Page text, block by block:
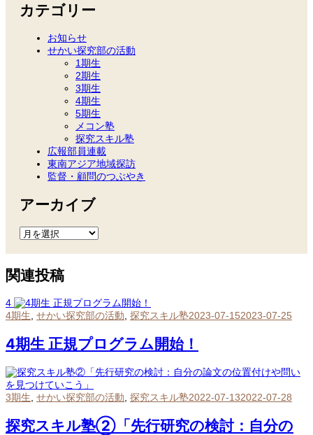
カテゴリー
お知らせ
せかい探究部の活動
1期生
2期生
3期生
4期生
5期生
メコン塾
探究スキル塾
広報部員連載
東南アジア地域探訪
監督・顧問のつぶやき
アーカイブ
ア
カ
イ
ブ
関連投稿
4
4期生, せかい探究部の活動, 探究スキル塾2023-07-152023-07-25
4期生 正規プログラム開始！
3期生 せかい探究部の活動 探究スキル塾2022-07-132022-07-28
探究スキル塾②「先行研究の検討：自分の